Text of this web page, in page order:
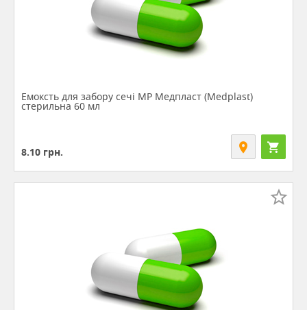
Емоксть для забору сечі МР Медпласт (Medplast)
стерильна 60 мл
8.10 грн.